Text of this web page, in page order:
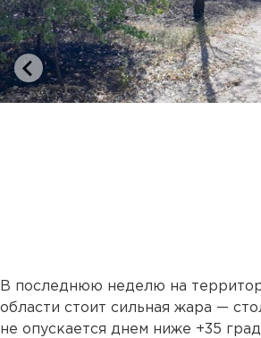
В последнюю неделю на
области стоит сильная жара —
не опускается днем ниже +35